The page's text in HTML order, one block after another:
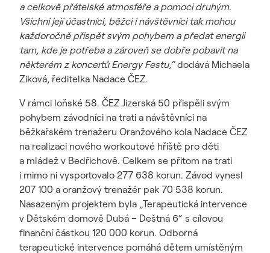
a celkově přátelské atmosféře a pomoci druhým.
Všichni její účastníci, běžci i návštěvníci tak mohou
každoročně přispět svým pohybem a předat energii
tam, kde je potřeba a zároveň se dobře pobavit na
některém z koncertů Energy Festu,“dodává Michaela
Ziková, ředitelka Nadace ČEZ.
V rámci loňské 58. ČEZ Jizerská 50 přispěli svým
pohybem závodníci na trati a návštěvníci na
běžkařském trenažeru Oranžového kola Nadace ČEZ
na realizaci nového workoutové hřiště pro děti
a mládež v Bedřichově. Celkem se přitom na trati
i mimo ni vysportovalo 277 638 korun. Závod vynesl
207 100 a oranžový trenažér pak 70 538 korun.
Nasazeným projektem byla „Terapeutická intervence
v Dětském domově Dubá – Deštná 6“ s cílovou
finanční částkou 120 000 korun. Odborná
terapeutické intervence pomáhá dětem umístěným